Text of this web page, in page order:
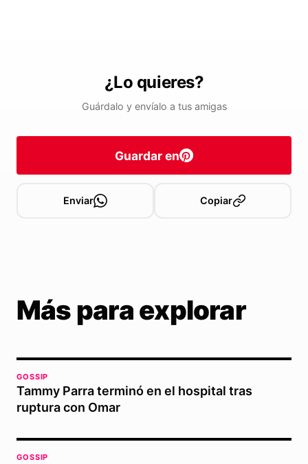
¿Lo quieres?
Guárdalo y envíalo a tus amigas
Guardar en
Enviar Copiar
Más para explorar
GOSSIP
Tammy Parra terminó en el hospital tras
ruptura con Omar
GOSSIP